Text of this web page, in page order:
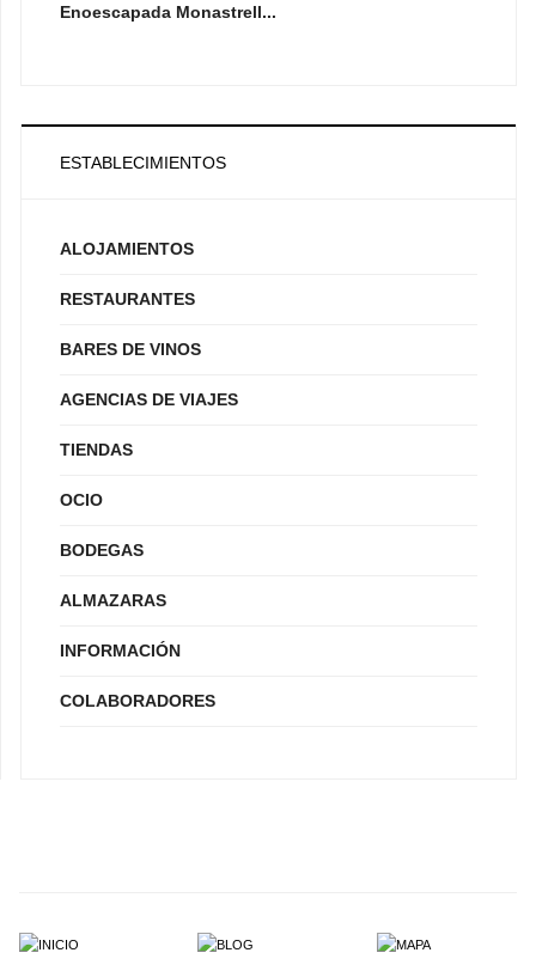
Enoescapada Monastrell...
ESTABLECIMIENTOS
ALOJAMIENTOS
RESTAURANTES
BARES DE VINOS
AGENCIAS DE VIAJES
TIENDAS
OCIO
BODEGAS
ALMAZARAS
INFORMACIÓN
COLABORADORES